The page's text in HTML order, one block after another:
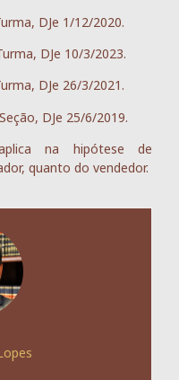
DJe 1/12/2020.
DJe 10/3/2023.
DJe 26/3/2021.
DJe 25/6/2019.
na hipótese de
quanto do vendedor.